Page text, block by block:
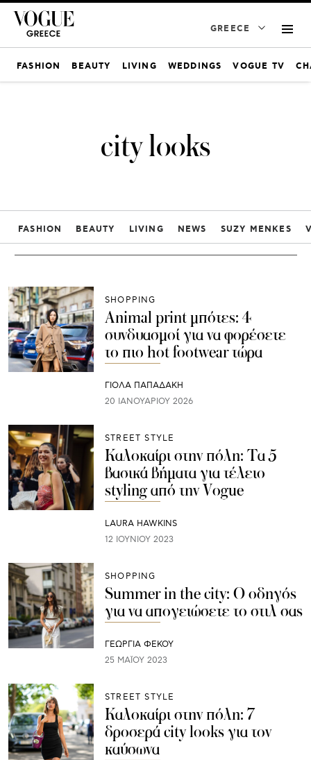
GREECE
FASHION BEAUTY LIVING WEDDINGS VOGUE TV
city looks
FASHION BEAUTY LIVING NEWS SUZY MENKES
SHOPPING
Animal print μπότες: 4
συνδυασμοί για να φορέσετε
το πιο hot footwear τώρα
ΓΙΌΛΑ ΠΑΠΑΔΆΚΗ
20 ΙΑΝΟΥΑΡΊΟΥ 2026
STREET STYLE
Καλοκαίρι στην πόλη: Τα 5
βασικά βήματα για τέλειο
styling από την Vogue
LAURA HAWKINS
12 ΙΟΥΝΊΟΥ 2023
SHOPPING
Summer in the city: Ο οδηγός
για να απογειώσετε το στιλ σας
ΓΕΩΡΓΙΑ ΦΕΚΟΥ
25 ΜΑΪ́ΟΥ 2023
STREET STYLE
Καλοκαίρι στην πόλη: 7
δροσερά city looks για τον
καύσωνα